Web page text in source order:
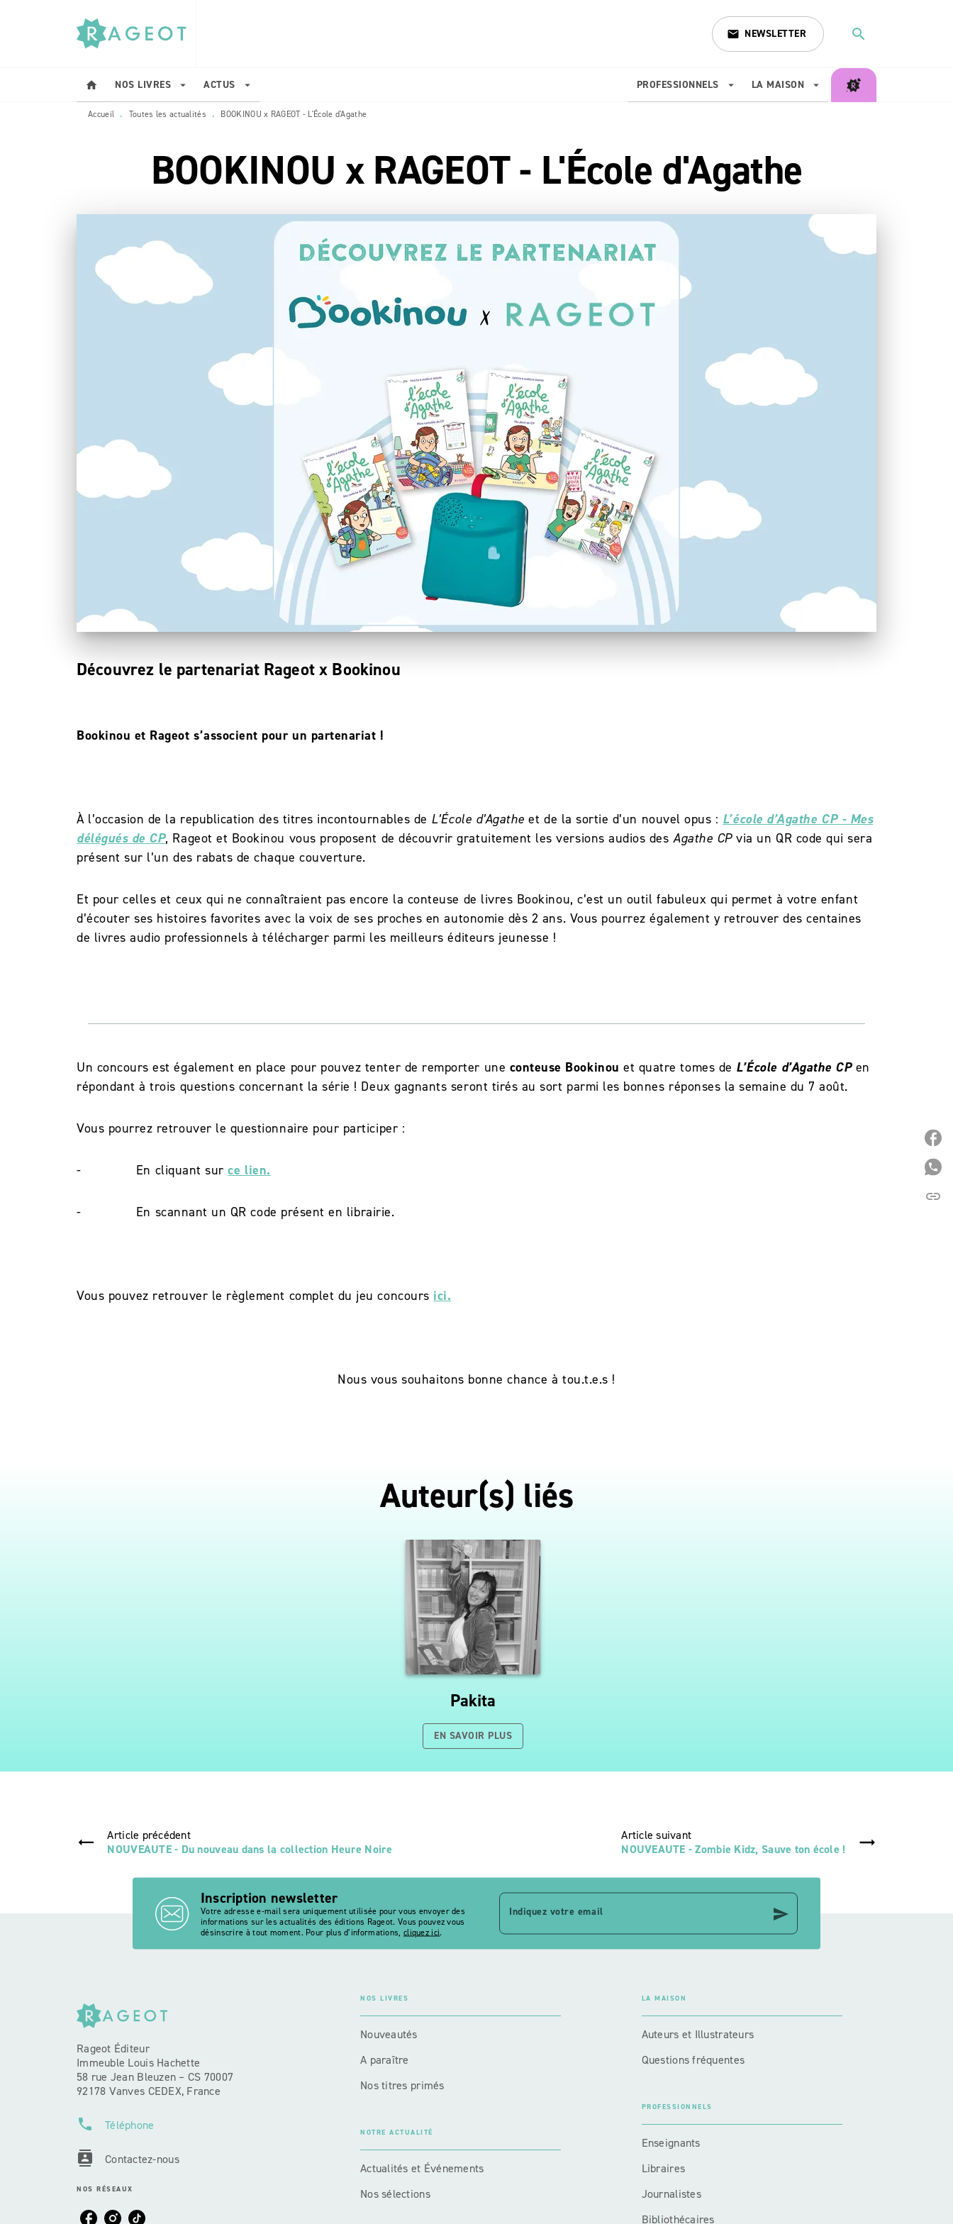
MENU RECHERCHE
email NEWSLETTER search
home NOS LIVRES arrow_drop_down ACTUS arrow_drop_down PROFESSIONNELS arrow_drop_down LA MAISON arrow_drop_down
search
Accueil • Toutes les actualités • BOOKINOU x RAGEOT - L'École d'Agathe
BOOKINOU x RAGEOT - L'École d'Agathe
Découvrez le partenariat Rageot x Bookinou
Bookinou et Rageot s’associent pour un partenariat !
À l’occasion de la republication des titres incontournables de L’École d’Agathe et de la sortie d’un nouvel opus : L’école d’Agathe CP - Mes
délégués de CP, Rageot et Bookinou vous proposent de découvrir gratuitement les versions audios desAgathe CPvia un QR code qui sera
présent sur l’un des rabats de chaque couverture.
Et pour celles et ceux qui ne connaîtraient pas encore la conteuse de livres Bookinou, c’est un outil fabuleux qui permet à votre enfant
d’écouter ses histoires favorites avec la voix de ses proches en autonomie dès 2 ans. Vous pourrez également y retrouver des centaines
de livres audio professionnels à télécharger parmi les meilleurs éditeurs jeunesse !
Un concours est également en place pour pouvez tenter de remporter une conteuse Bookinou et quatre tomes de L’École d’Agathe CPen
répondant à trois questions concernant la série ! Deux gagnants seront tirés au sort parmi les bonnes réponses la semaine du 7 août.
Vous pourrez retrouver le questionnaire pour participer :
- En cliquant surce lien.
- En scannant un QR code présent en librairie.
Vous pouvez retrouver le règlement complet du jeu concours ici.
Nous vous souhaitons bonne chance à tou.t.e.s !
Auteur(s) liés
Pakita
EN SAVOIR PLUS
link
Article précédent
NOUVEAUTE - Du nouveau dans la collection Heure Noire
Article suivant
NOUVEAUTE - Zombie Kidz, Sauve ton école !
Inscription newsletter
Votre adresse e-mail sera uniquement utilisée pour vous envoyer des
informations sur les actualités des éditions Rageot. Vous pouvez vous
désinscrire à tout moment. Pour plus d’informations, cliquez ici.
Indiquez votre email send
Rageot Éditeur
Immeuble Louis Hachette
58 rue Jean Bleuzen – CS 70007
92178 Vanves CEDEX, France
phone Téléphone
contacts Contactez-nous
NOS RÉSEAUX
NOS LIVRES
Nouveautés
A paraître
Nos titres primés
NOTRE ACTUALITÉ
Actualités et Événements
Nos sélections
LA MAISON
Auteurs et Illustrateurs
Questions fréquentes
PROFESSIONNELS
Enseignants
Libraires
Journalistes
Bibliothécaires